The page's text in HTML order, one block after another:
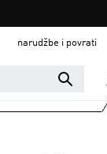
narudžbe i povrati